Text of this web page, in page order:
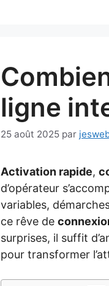
ligne
25 août 2025 par
Activation rapide,
d’opérateur
variables,
ce rêve de
surprises, il suffit
pour transformer